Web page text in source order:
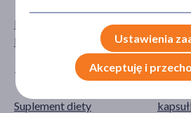
Mężczyzna
Kobieta
dla
TYP PRODUKTU
Suplement diety
Ustawienia
Akceptuję i